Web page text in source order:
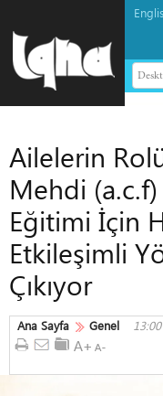
Ailelerin
Mehdi
Eğitimi İçin
Etkileşimli
Çıkıyor
Ana Sayfa Genel